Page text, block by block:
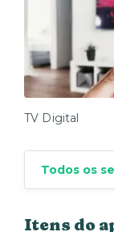
TV Digital
Todos os
Itens do